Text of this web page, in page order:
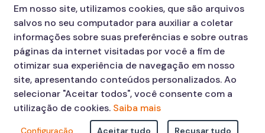
Em nosso site, utilizamos cookies, que são arquivos
salvos no seu computador para auxiliar a coletar
informações sobre suas preferências e sobre outras
páginas da internet visitadas por você a fim de
otimizar sua experiência de navegação em nosso
site, apresentando conteúdos personalizados. Ao
selecionar "Aceitar todos", você consente com a
utilização de cookies. Saiba mais
Configuração Aceitar tudo Recusar tudo